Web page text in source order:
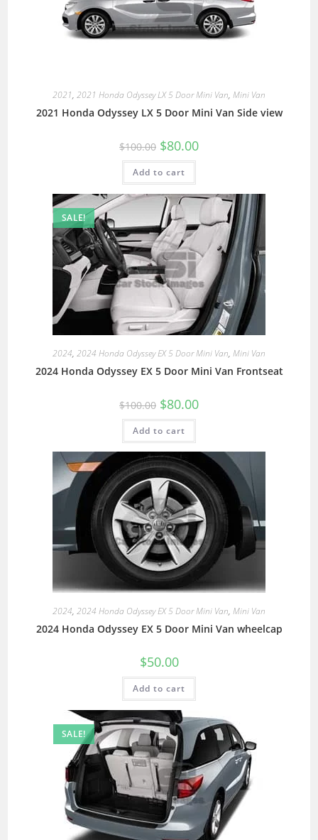
2021, 2021 Honda Odyssey LX 5 Door Mini Van, Mini Van
2021 Honda Odyssey LX 5 Door Mini Van Side view
$100.00 $80.00
Add to cart
SALE!
2024, 2024 Honda Odyssey EX 5 Door Mini Van, Mini Van
2024 Honda Odyssey EX 5 Door Mini Van Frontseat
$100.00 $80.00
Add to cart
2024, 2024 Honda Odyssey EX 5 Door Mini Van, Mini Van
2024 Honda Odyssey EX 5 Door Mini Van wheelcap
$50.00
Add to cart
SALE!